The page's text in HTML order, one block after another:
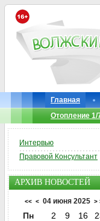
Главная
Отопление 1/
Интервью
Правовой Консультант
АРХИВ НОВОСТЕЙ
<< < 04 июня 2025 >
Пн 2 9 16